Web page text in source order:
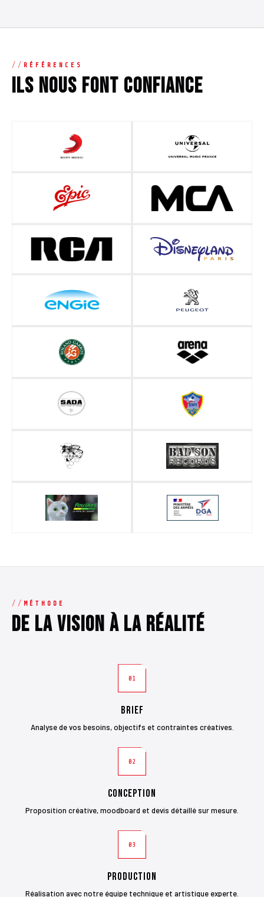
RÉFÉRENCES
Ils nous font confiance
MÉTHODE
De la vision à la réalité
01
Brief
Analyse de vos besoins, objectifs et contraintes créatives.
02
Conception
Proposition créative, moodboard et devis détaillé sur mesure.
03
Production
Réalisation avec notre équipe technique et artistique experte.